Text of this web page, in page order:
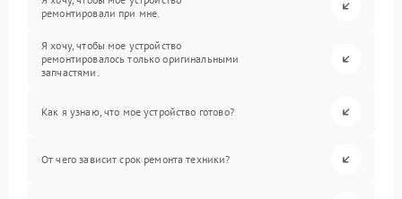
ремонтировали при мне.
Я хочу, чтобы мое устройство
ремонтировалось только оригинальными
запчастями.
Как я узнаю, что мое устройство готово?
От чего зависит срок ремонта техники?